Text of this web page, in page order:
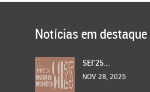
Notícias em destaque
SEI'25...
NOV 28, 2025